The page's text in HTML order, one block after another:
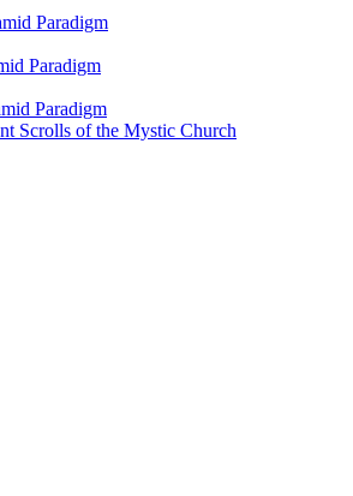
Paradigm
Paradigm
Paradigm
Scrolls of the Mystic Church